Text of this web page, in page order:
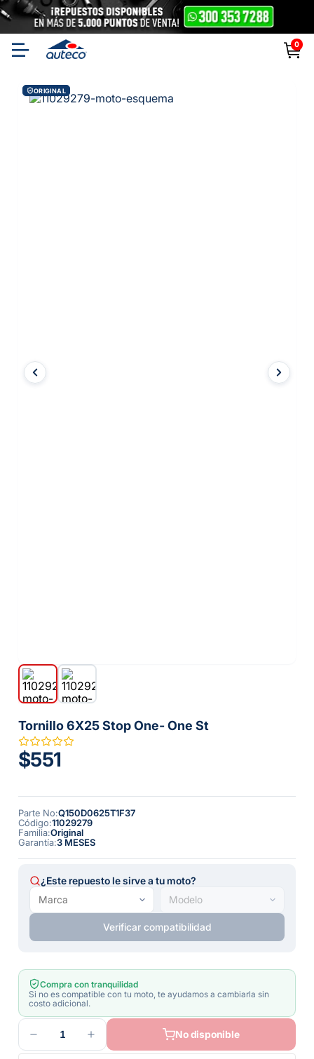
0
ORIGINAL
Tornillo 6X25 Stop One- One St
$551
Parte No:Q150D0625T1F37
Código:11029279
Familia:Original
Garantía:3 MESES
¿Este repuesto le sirve a tu moto?
Verificar compatibilidad
Compra con tranquilidad
Si no es compatible con tu moto, te ayudamos a cambiarla sin
costo adicional.
1 No disponible